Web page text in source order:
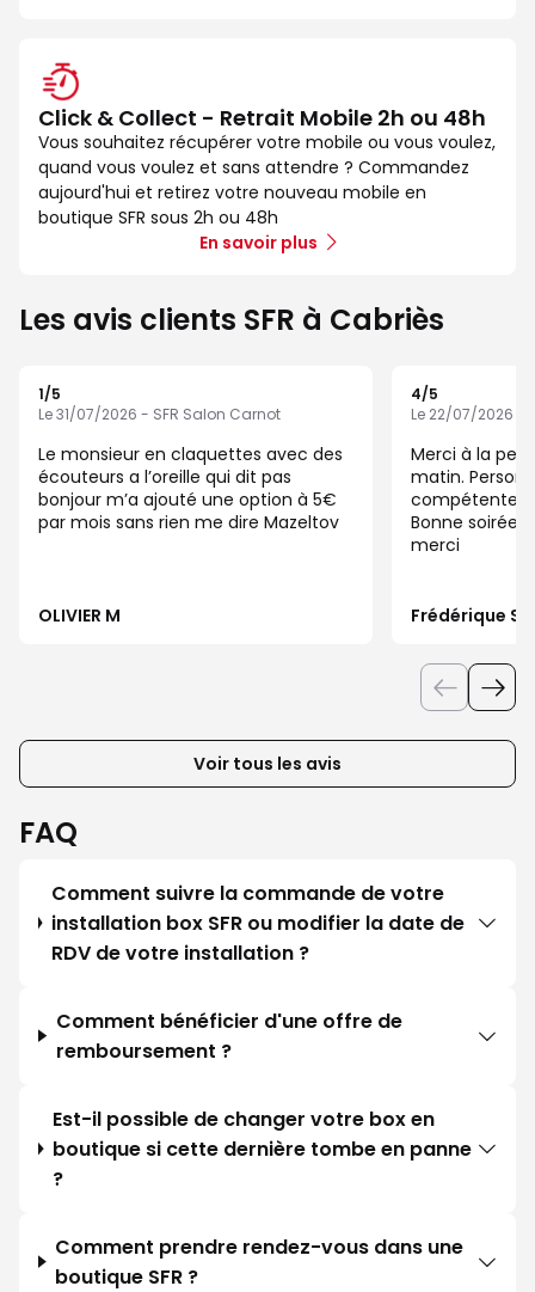
Click & Collect - Retrait Mobile 2h ou 48h
Vous souhaitez récupérer votre mobile ou vous voulez,
quand vous voulez et sans attendre ? Commandez
aujourd'hui et retirez votre nouveau mobile en
boutique SFR sous 2h ou 48h
En savoir plus
Les avis clients SFR à Cabriès
1/5
Le 31/07/2026 - SFR Salon Carnot
Le monsieur en claquettes avec des
écouteurs a l’oreille qui dit pas
bonjour m’a ajouté une option à 5€
par mois sans rien me dire Mazeltov
OLIVIER M
4/5
Le 22/07/2026 -
Merci à la
matin.
compétente
Bonne soirée
merci
Frédérique S
Voir tous les avis
FAQ
Comment suivre la commande de votre
installation box SFR ou modifier la date de
RDV de votre installation ?
Comment bénéficier d'une offre de
remboursement ?
Est-il possible de changer votre box en
boutique si cette dernière tombe en panne
?
Comment prendre rendez-vous dans une
boutique SFR ?